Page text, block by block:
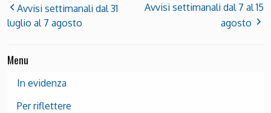
Avvisi settimanali dal 31
luglio al 7 agosto
Avvisi settimanali dal 7 al 15
agosto
Menu
In evidenza
Per riflettere